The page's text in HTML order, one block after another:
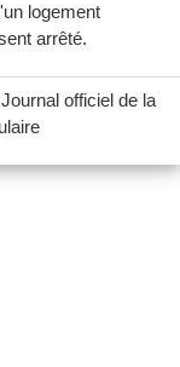
logement
arrêté.
officiel de la